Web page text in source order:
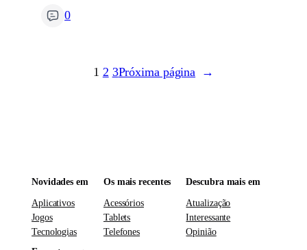
0
1 2 3Próxima página →
Novidades em
Aplicativos
Jogos
Tecnologias
Os mais recentes
Acessórios
Tablets
Telefones
Descubra mais em
Atualização
Interessante
Opinião